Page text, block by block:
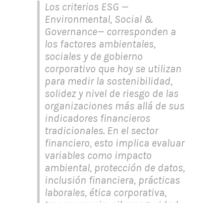
Los criterios ESG —
Environmental, Social &
Governance— corresponden a
los factores ambientales,
sociales y de gobierno
corporativo que hoy se utilizan
para medir la sostenibilidad,
solidez y nivel de riesgo de las
organizaciones más allá de sus
indicadores financieros
tradicionales. En el sector
financiero, esto implica evaluar
variables como impacto
ambiental, protección de datos,
inclusión financiera, prácticas
laborales, ética corporativa,